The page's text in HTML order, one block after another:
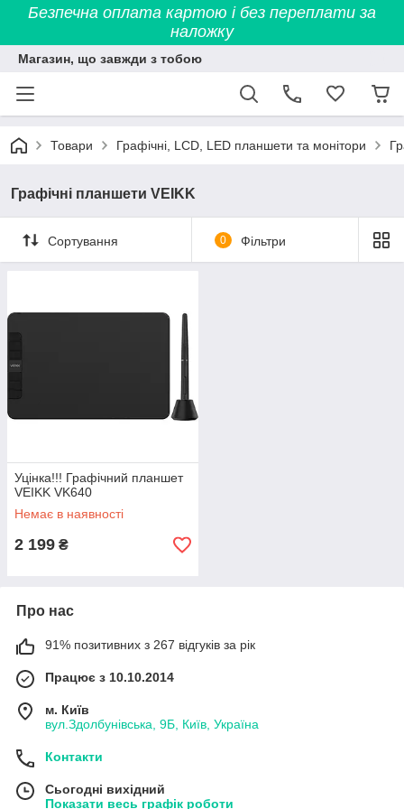
Безпечна оплата картою і без переплати за
наложку
Магазин, що завжди з тобою
Товари Графічні, LCD, LED планшети та монітори
Графічні планшети VEIKK
Сортування 0 Фільтри
Уцінка!!! Графічний планшет
VEIKK VK640
Немає в наявності
2 199 ₴
Про нас
91% позитивних з 267 відгуків за рік
Працює з 10.10.2014
м. Київ
вул.Здолбунівська, 9Б, Київ, Україна
Контакти
Сьогодні вихідний
Показати весь графік роботи